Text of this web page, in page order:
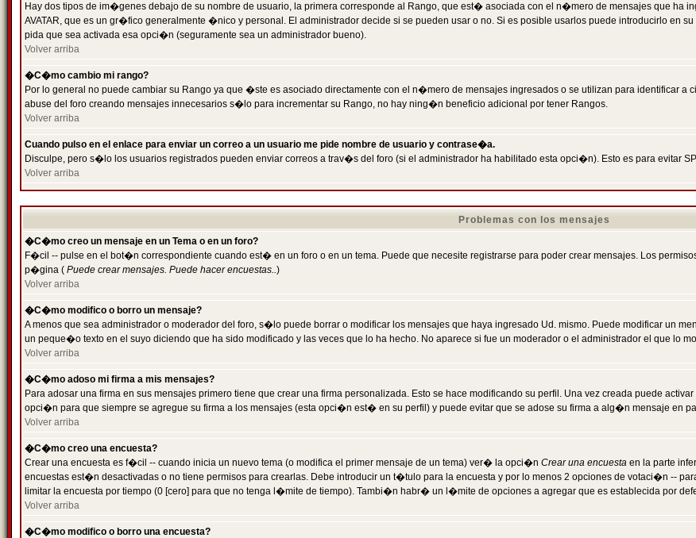
Hay dos tipos de im�genes debajo de su nombre de usuario, la primera corresponde al Rango, que est� asociada con el n�mero de mensajes que ha
AVATAR, que es un gr�fico generalmente �nico y personal. El administrador decide si se pueden usar o no. Si es posible usarlos puede introducirlo en
pida que sea activada esa opci�n (seguramente sea un administrador bueno).
Volver arriba
�C�mo cambio mi rango?
Por lo general no puede cambiar su Rango ya que �ste es asociado directamente con el n�mero de mensajes ingresados o se utilizan para identificar a
abuse del foro creando mensajes innecesarios s�lo para incrementar su Rango, no hay ning�n beneficio adicional por tener Rangos.
Volver arriba
Cuando pulso en el enlace para enviar un correo a un usuario me pide nombre de usuario y contrase�a.
Disculpe, pero s�lo los usuarios registrados pueden enviar correos a trav�s del foro (si el administrador ha habilitado esta opci�n). Esto es para evitar
Volver arriba
Problemas con los mensajes
�C�mo creo un mensaje en un Tema o en un foro?
F�cil -- pulse en el bot�n correspondiente cuando est� en un foro o en un tema. Puede que necesite registrarse para poder crear mensajes. Los
p�gina ( Puede crear mensajes. Puede hacer encuestas..)
Volver arriba
�C�mo modifico o borro un mensaje?
A menos que sea administrador o moderador del foro, s�lo puede borrar o modificar los mensajes que haya ingresado Ud. mismo. Puede modificar un
un peque�o texto en el suyo diciendo que ha sido modificado y las veces que lo ha hecho. No aparece si fue un moderador o el administrador el que lo
Volver arriba
�C�mo adoso mi firma a mis mensajes?
Para adosar una firma en sus mensajes primero tiene que crear una firma personalizada. Esto se hace modificando su perfil. Una vez creada puede
opci�n para que siempre se agregue su firma a los mensajes (esta opci�n est� en su perfil) y puede evitar que se adose su firma a alg�n mensaje en
Volver arriba
�C�mo creo una encuesta?
Crear una encuesta es f�cil -- cuando inicia un nuevo tema (o modifica el primer mensaje de un tema) ver� la opci�n Crear una encuesta en la parte
encuestas est�n desactivadas o no tiene permisos para crearlas. Debe introducir un t�tulo para la encuesta y por lo menos 2 opciones de votaci�n --
limitar la encuesta por tiempo (0 [cero] para que no tenga l�mite de tiempo). Tambi�n habr� un l�mite de opciones a agregar que es establecida por
Volver arriba
�C�mo modifico o borro una encuesta?